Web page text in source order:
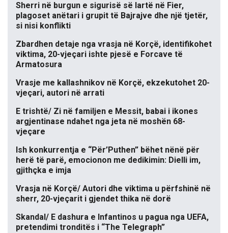
Sherri në burgun e sigurisë së lartë në Fier,
plagoset anëtari i grupit të Bajrajve dhe një tjetër,
si nisi konflikti
Zbardhen detaje nga vrasja në Korçë, identifikohet
viktima, 20-vjeçari ishte pjesë e Forcave të
Armatosura
Vrasje me kallashnikov në Korçë, ekzekutohet 20-
vjeçari, autori në arrati
E trishtë/ Zi në familjen e Messit, babai i ikones
argjentinase ndahet nga jeta në moshën 68-
vjeçare
Ish konkurrentja e “Për’Puthen” bëhet nënë për
herë të parë, emocionon me dedikimin: Dielli im,
gjithçka e imja
Vrasja në Korçë/ Autori dhe viktima u përfshinë në
sherr, 20-vjeçarit i gjendet thika në dorë
Skandal/ E dashura e Infantinos u pagua nga UEFA,
pretendimi tronditës i “The Telegraph”